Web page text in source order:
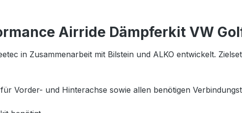
Airride Dämpferkit VW
in Zusammenarbeit mit Bilstein und ALKO entwickelt.
Vorder- und Hinterachse sowie allen benötigen